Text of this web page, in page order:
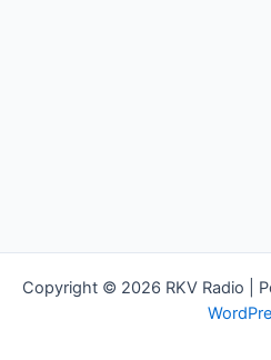
Copyright © 2026 RKV Radio |